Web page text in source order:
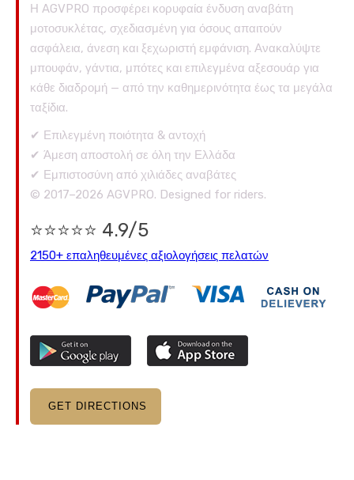
Η AGVPRO προσφέρει κορυφαία ένδυση αναβάτη
μοτοσυκλέτας, σχεδιασμένη για όσους απαιτούν
ασφάλεια, άνεση και ξεχωριστή εμφάνιση. Ανακαλύψτε
μπουφάν, γάντια, μπότες και επιλεγμένα αξεσουάρ για
κάθε διαδρομή — από την καθημερινότητα έως τα μεγάλα
ταξίδια.
✔ Επιλεγμένη ποιότητα & αντοχή
✔ Άμεση αποστολή σε όλη την Ελλάδα
✔ Εμπιστοσύνη από χιλιάδες αναβάτες
© 2017–2026 AGVPRO. Designed for riders.
⭐⭐⭐⭐⭐ 4.9/5
2150+ επαληθευμένες αξιολογήσεις πελατών
GET DIRECTIONS